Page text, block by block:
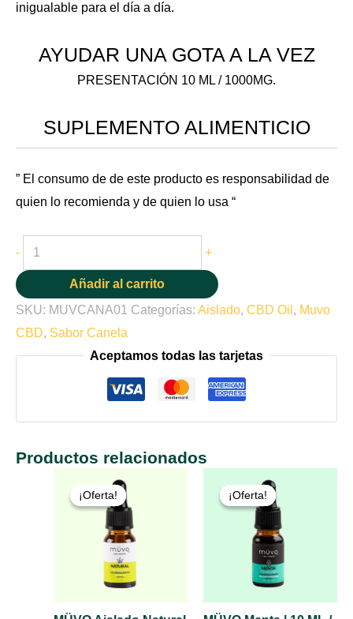
inigualable para el día a día.
AYUDAR UNA GOTA A LA VEZ
PRESENTACIÓN 10 ML / 1000MG.
SUPLEMENTO ALIMENTICIO
” El consumo de de este producto es responsabilidad de
quien lo recomienda y de quien lo usa “
- +
Añadir al carrito
SKU: MUVCANA01 Categorías: Aislado, CBD Oil , Muvo
CBD, Sabor Canela
Aceptamos todas las tarjetas
Productos relacionados
¡Oferta!
¡Oferta!
precio
original
$690.00.
¡Oferta!
¡Oferta!
precio
original
era:
$790.00.